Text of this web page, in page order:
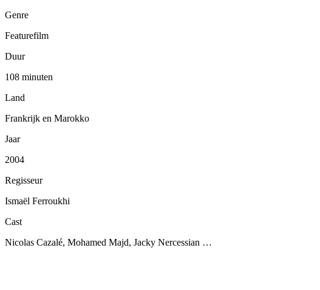
Genre
Featurefilm
Duur
108 minuten
Land
Frankrijk en Marokko
Jaar
2004
Regisseur
Ismaël Ferroukhi
Cast
Nicolas Cazalé, Mohamed Majd, Jacky Nercessian …